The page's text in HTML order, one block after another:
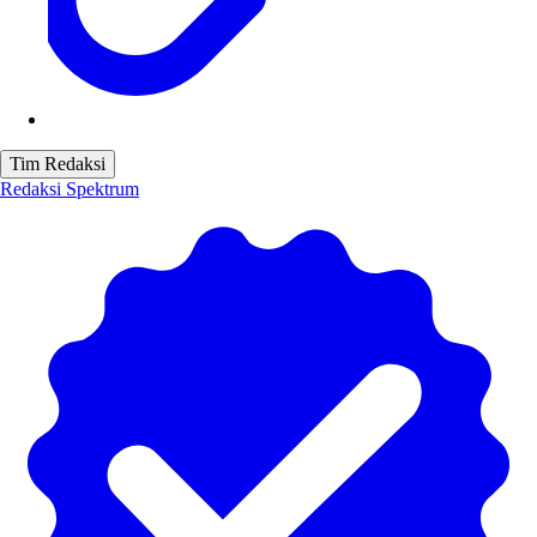
Tim Redaksi
Redaksi Spektrum